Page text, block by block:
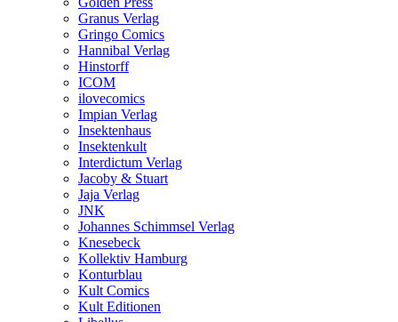
Granus Verlag
Gringo Comics
Hannibal Verlag
Hinstorff
ICOM
ilovecomics
Impian Verlag
Insektenhaus
Insektenkult
Interdictum Verlag
Jacoby & Stuart
Jaja Verlag
JNK
Johannes Schimmsel Verlag
Knesebeck
Kollektiv Hamburg
Konturblau
Kult Comics
Kult Editionen